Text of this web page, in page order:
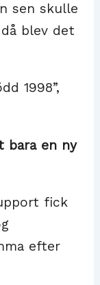
sen skulle
blev det
1998”,
bara en ny
fick
efter